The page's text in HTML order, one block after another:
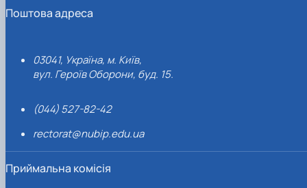
Поштова адреса
03041, Україна, м. Київ,
вул. Героїв Оборони, буд. 15.
(044) 527-82-42
rectorat@nubip.edu.ua
Приймальна комісія